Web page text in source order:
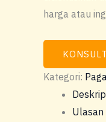
harga atau
Kategori:
Ulasan